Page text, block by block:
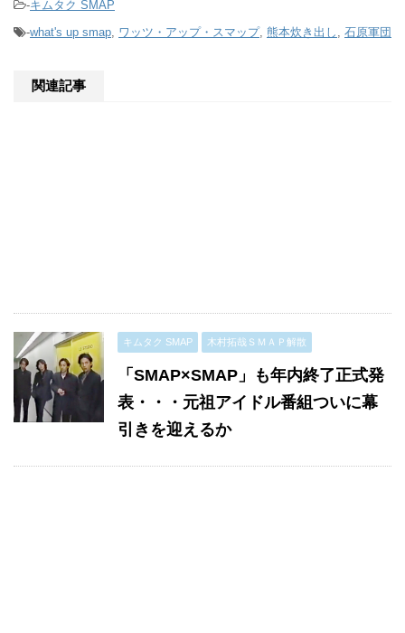
-キムタク SMAP
-what's up smap ワッツ・アップ・スマップ, 熊本炊き出し 石原軍団
関連記事
キムタク SMAP 木村拓哉ＳＭＡＰ解散
「SMAP×SMAP」も年内終了正式発
表・・・元祖アイドル番組ついに幕
引きを迎えるか